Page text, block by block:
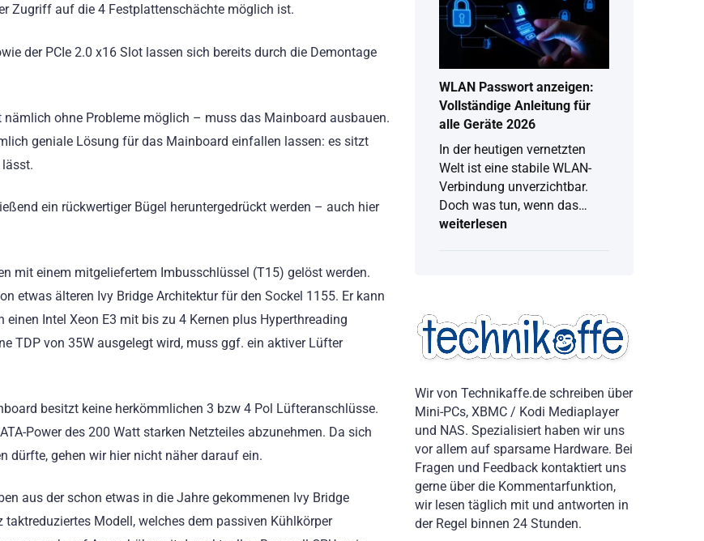
Zugriff auf die 4 Festplattenschächte möglich ist.
der PCIe 2.0 x16 Slot lassen sich bereits durch die Demontage
ohne Probleme möglich – muss das Mainboard ausbauen.
geniale Lösung für das Mainboard einfallen lassen: es sitzt
ein rückwertiger Bügel heruntergedrückt werden – auch hier
mit einem mitgeliefertem Imbusschlüssel (T15) gelöst werden.
etwas älteren Ivy Bridge Architektur für den Sockel 1155. Er kann
Intel Xeon E3 mit bis zu 4 Kernen plus Hyperthreading
TDP von 35W ausgelegt wird, muss ggf. ein aktiver Lüfter
besitzt keine herkömmlichen 3 bzw 4 Pol Lüfteranschlüsse.
Power des 200 Watt starken Netzteiles abzunehmen. Da sich
dürfte, gehen wir hier nicht näher darauf ein.
aus der schon etwas in die Jahre gekommenen Ivy Bridge
Modell, welches dem passiven Kühlkörper
Ratgeber
für
digitalen
Radioempfang
WLAN Passwort anzeigen:
Vollständige Anleitung für
alle Geräte 2026
In der heutigen vernetzten
Welt ist eine stabile WLAN-
Verbindung unverzichtbar.
Doch was tun, wenn das…
WLAN
Geräte
2026
weiterlesen
Wir von Technikaffe.de schreiben über
Mini-PCs, XBMC / Kodi Mediaplayer
und NAS. Spezialisiert haben wir uns
vor allem auf sparsame Hardware. Bei
Fragen und Feedback kontaktiert uns
gerne über die Kommentarfunktion,
wir lesen täglich mit und antworten in
der Regel binnen 24 Stunden.